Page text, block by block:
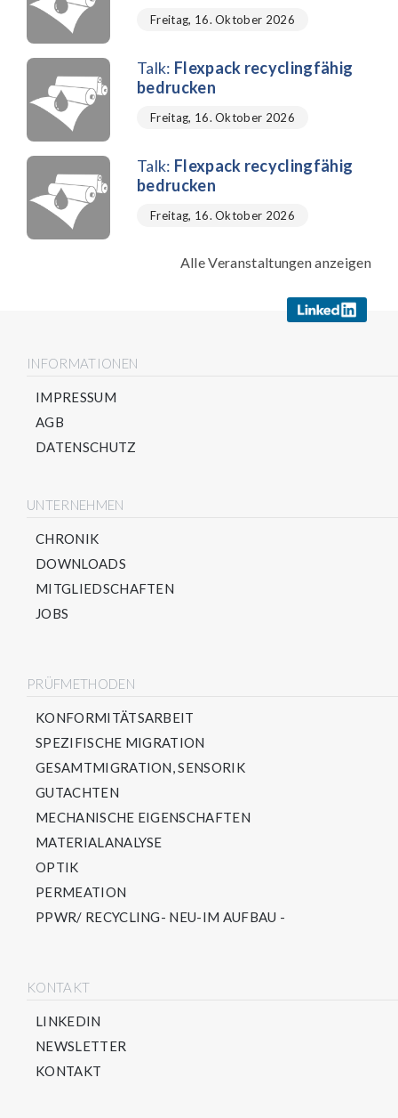
Freitag, 16. Oktober 2026
Talk: Flexpack recyclingfähig
bedrucken
Freitag, 16. Oktober 2026
Talk: Flexpack recyclingfähig
bedrucken
Freitag, 16. Oktober 2026
Alle Veranstaltungen anzeigen
INFORMATIONEN
IMPRESSUM
AGB
DATENSCHUTZ
UNTERNEHMEN
CHRONIK
DOWNLOADS
MITGLIEDSCHAFTEN
JOBS
PRÜFMETHODEN
KONFORMITÄTSARBEIT
SPEZIFISCHE MIGRATION
GESAMTMIGRATION, SENSORIK
GUTACHTEN
MECHANISCHE EIGENSCHAFTEN
MATERIALANALYSE
OPTIK
PERMEATION
PPWR/ RECYCLING- NEU-IM AUFBAU -
KONTAKT
LINKEDIN
NEWSLETTER
KONTAKT